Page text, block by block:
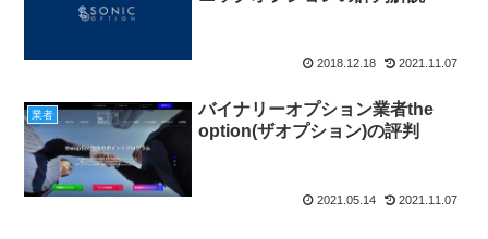
2018.12.18 2021.11.07
業者
バイナリーオプション業者the
option(ザオプション)の評判
2021.05.14 2021.11.07